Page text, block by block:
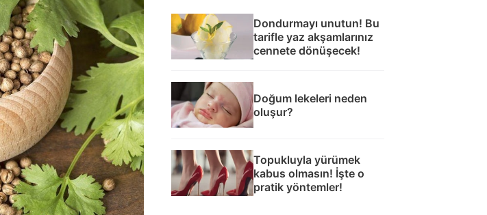
Dondurmayı unutun! Bu
tarifle yaz akşamlarınız
cennete dönüşecek!
Doğum lekeleri neden
oluşur?
Topukluyla yürümek
kabus olmasın! İşte o
pratik yöntemler!